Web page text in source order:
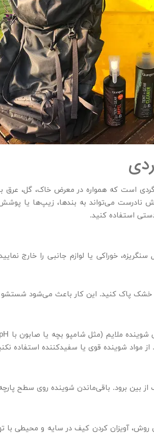
است که همواره در معرض خاک، گل، عرق
نادرست می‌تواند به بندها، زیپ‌ها یا
استفاده کنید.
خوراکی یا لوازم جانبی را خارج
پاک کنید. این کار باعث می‌شود شستشو
از مواد شوینده قوی یا سفیدکننده استفاده
از بین برود. باقی‌ماندن شوینده روی سطح
روش، آویزان کردن کیف در سایه و محیطی با